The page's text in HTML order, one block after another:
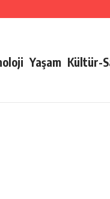
Yaşam Kültür-